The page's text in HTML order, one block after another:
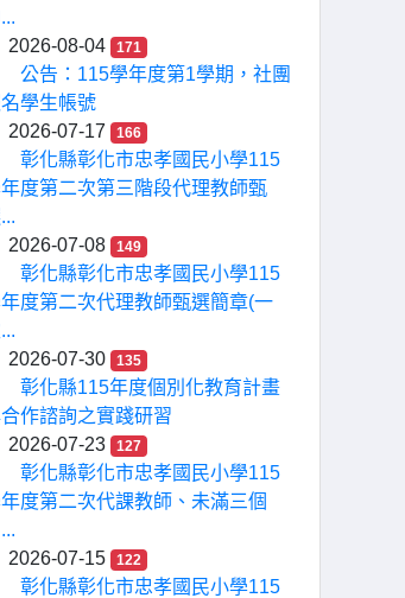
2026-08-04
171
公告：115學年度第1學期，社團
學生帳號
2026-07-17
166
彰化縣彰化市忠孝國民小學115
度第二次第三階段代理教師甄
2026-07-08
149
彰化縣彰化市忠孝國民小學115
度第二次代理教師甄選簡章(一
2026-07-30
135
彰化縣115年度個別化教育計畫
作諮詢之實踐研習
2026-07-23
127
彰化縣彰化市忠孝國民小學115
度第二次代課教師、未滿三個
2026-07-15
122
彰化縣彰化市忠孝國民小學115